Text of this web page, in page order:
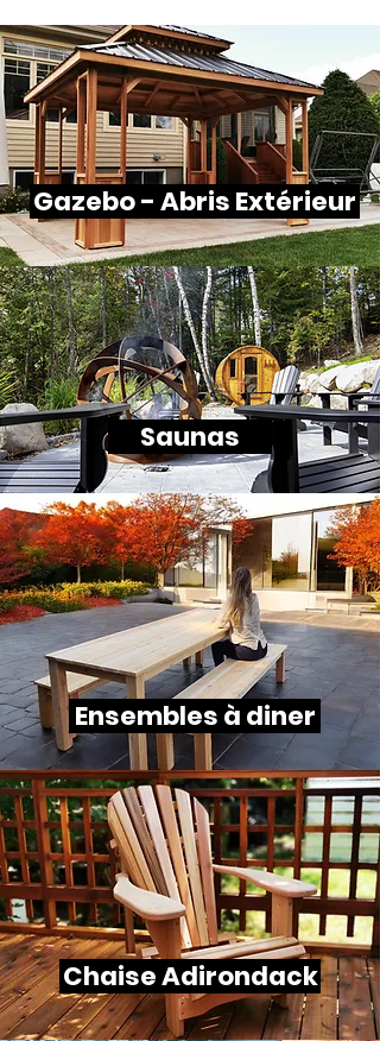
Gazebo - Abris Extérieur
Saunas
Ensembles à diner
Chaise Adirondack